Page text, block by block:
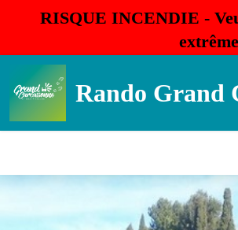
RISQUE INCENDIE -
Rando Grand